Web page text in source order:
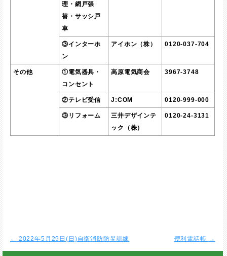
理・網戸張
替・サッシ戸
車
③インターホ
ン
アイホン（株） 0120-037-704
その他
①電気器具・
コンセント
高原電気商会 3967-3748
②テレビ受信 J:COM 0120-999-000
③リフォーム
三井デザインテ
ック（株）
0120-24-3131
← 2022年5月29日(日)自衛消防防災訓練 便利電話帳 →